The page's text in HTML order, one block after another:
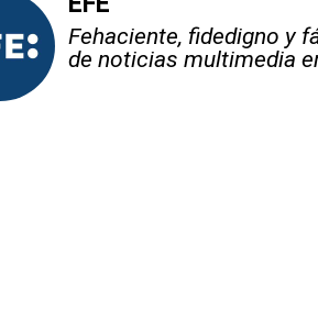
Fehaciente, fidedigno y
de noticias multimedia